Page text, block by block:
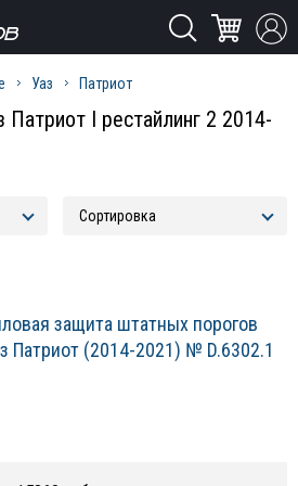
Уаз Патриот
I рестайлинг 2 2014-
защита штатных порогов
Патриот (2014-2021) № D.6302.1